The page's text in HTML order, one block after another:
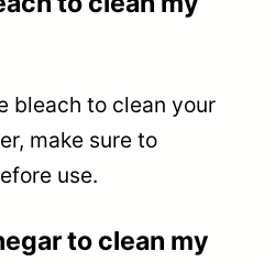
bleach to clean your
make sure to
use.
to clean my